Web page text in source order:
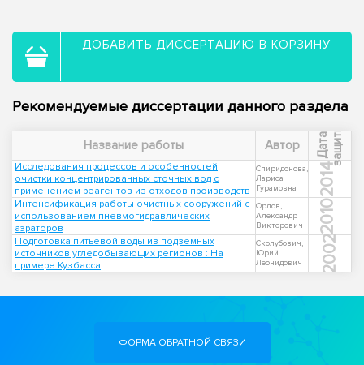
ДОБАВИТЬ ДИССЕРТАЦИЮ В КОРЗИНУ
Рекомендуемые диссертации данного раздела
Название работы Автор Д
а
т
а
з
а
щ
и
т ы
Исследования процессов и особенностей
очистки концентрированных сточных вод с
применением реагентов из отходов производств
Спиридонова,
Лариса
Гурамовна
2014
Интенсификация работы очистных сооружений с
использованием пневмогидравлических
аэраторов
Орлов,
Александр
Викторович
2010
Подготовка питьевой воды из подземных
источников угледобывающих регионов : На
примере Кузбасса
Сколубович,
Юрий
Леонидович
2002
ФОРМА ОБРАТНОЙ СВЯЗИ